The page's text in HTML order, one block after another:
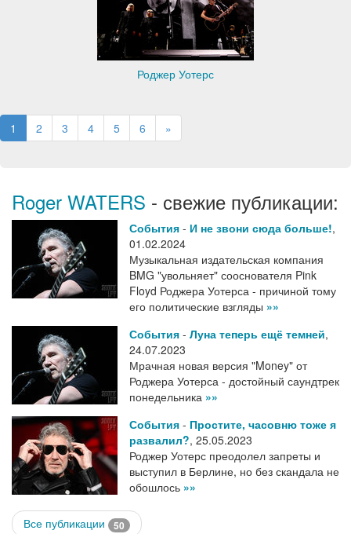
Роджер Уотерс
1 2 3 4 5 6 »
Roger WATERS - свежие публикации:
События - И не звони сюда больше!,
01.02.2024
Музыкальная издательская компания
BMG "увольняет" сооснователя Pink
Floyd Роджера Уотерса - причиной тому
его политические взгляды »»
События - Луна теперь ещё темней,
24.07.2023
Мрачная новая версия "Money" от
Роджера Уотерса - достойный саундтрек
понедельника »»
События - Простите, часовню тоже я
развалил?, 25.05.2023
Роджер Уотерс преодолел запреты и
выступил в Берлине, но без скандала не
обошлось »»
Все публикации 50